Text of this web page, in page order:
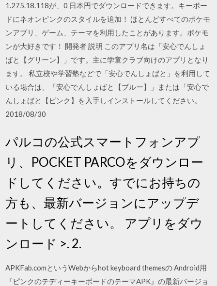
1.275.18.118が、0 日本円でダウンロードできます。キーボー
ドにネオンピンクのスタイルを追加！ ほとんどすべてのポケモ
ンアプリ、ゲーム、テーマを利用したことがあります。ポケモ
ンが大好きです！ 開発者 説明 このアプリ名は「安心でんしょ
ばと【グリーン】」です。主に学童クラブ向けのアプリとなり
ます。 私立校や学習塾などで「安心でんしょばと」を利用して
いる場合は、「安心でんしょばと【ブルー】」または「安心で
んしょばと【ピンク】を入手しインストールしてください。
2018/08/30
パルコの公式スマートフォンアプ
リ、POCKET PARCOをダウンロー
ドしてください。​すでにお持ちの
方も、最新バージョンにアップデ
ートしてください。 アプリをダウ
ンロード >. 2.
APKFab.comというWebからhot keyboard themesの Android用
『ピンクのテディーキーボードのテーマAPK』の最新バージョ